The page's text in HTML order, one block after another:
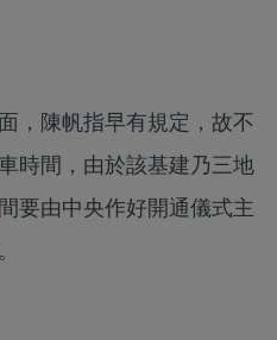
，陳帆指早有規定，故不
時間，由於該基建乃三地
要由中央作好開通儀式主